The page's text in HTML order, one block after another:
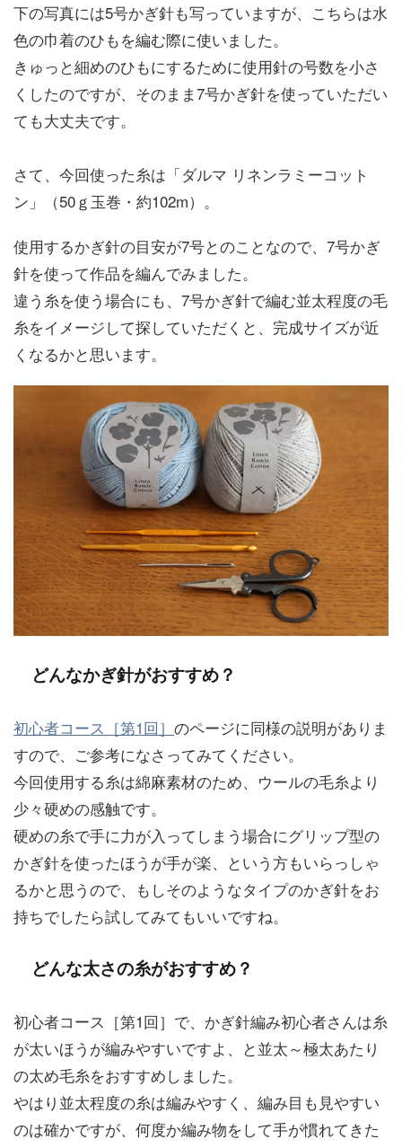
下の写真には5号かぎ針も写っていますが、こちらは水
色の巾着のひもを編む際に使いました。
きゅっと細めのひもにするために使用針の号数を小さ
くしたのですが、そのまま7号かぎ針を使っていただい
ても大丈夫です。
さて、今回使った糸は「ダルマ リネンラミーコット
ン」（50ｇ玉巻・約102m）。
使用するかぎ針の目安が7号とのことなので、7号かぎ
針を使って作品を編んでみました。
違う糸を使う場合にも、7号かぎ針で編む並太程度の毛
糸をイメージして探していただくと、完成サイズが近
くなるかと思います。
どんなかぎ針がおすすめ？
初心者コース［第1回］ のページに同様の説明がありま
すので、ご参考になさってみてください。
今回使用する糸は綿麻素材のため、ウールの毛糸より
少々硬めの感触です。
硬めの糸で手に力が入ってしまう場合にグリップ型の
かぎ針を使ったほうが手が楽、という方もいらっしゃ
るかと思うので、もしそのようなタイプのかぎ針をお
持ちでしたら試してみてもいいですね。
どんな太さの糸がおすすめ？
初心者コース［第1回］で、かぎ針編み初心者さんは糸
が太いほうが編みやすいですよ、と並太～極太あたり
の太め毛糸をおすすめしました。
やはり並太程度の糸は編みやすく、編み目も見やすい
のは確かですが、何度か編み物をして手が慣れてきた